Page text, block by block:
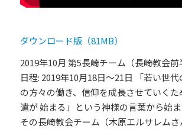
ダウンロード版（81MB）
2019年10月 第5長崎チーム（長崎教会前
日程: 2019年10月18日～21日 「若い世
の方々の働き、信仰を成長させていく
遣が 始まる」という神様の言葉から始ま
その長崎教会チーム（木原エルサレム